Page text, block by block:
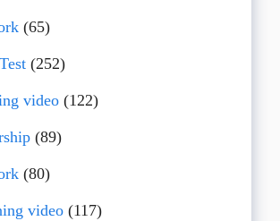
(65)
(252)
video(122)
(89)
(80)
video(117)